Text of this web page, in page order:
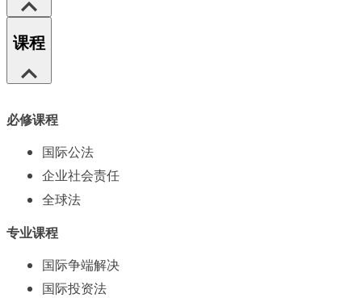
课程
必修课程
国际公法
企业社会责任
全球法
专业课程
国际争端解决
国际投资法